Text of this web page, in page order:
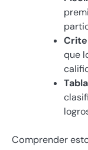
que
Comprender